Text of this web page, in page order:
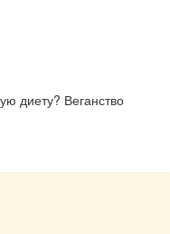
диету? Веганство